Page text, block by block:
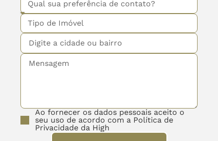
Ao fornecer os dados pessoais aceito o
seu uso de acordo com a Política de
Privacidade da High